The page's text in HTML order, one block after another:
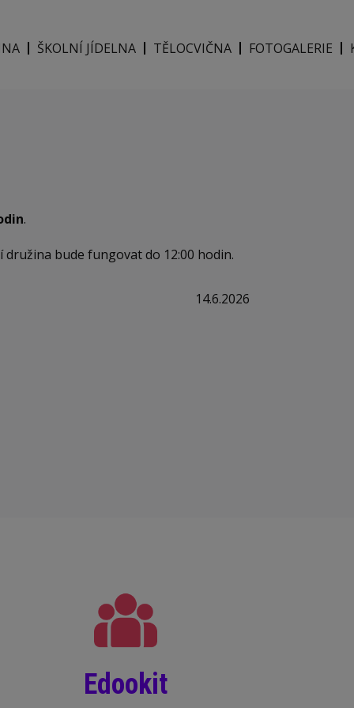
ŠKOLNÍ JÍDELNA TĚLOCVIČNA FOTOGALERIE
.
bude fungovat do 12:00 hodin.
14.6.2026
Edookit